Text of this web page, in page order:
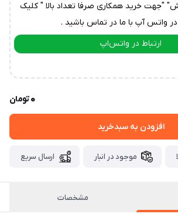
"جهت خرید همکاری صرفا تعداد بالا " کلیک
واتس آپ با ما در تماس باشید .
ارتباط در واتس‌اپ
0تومان
افزودن به سبدخرید
موجود در انبار ارسال سریع
مشخصات